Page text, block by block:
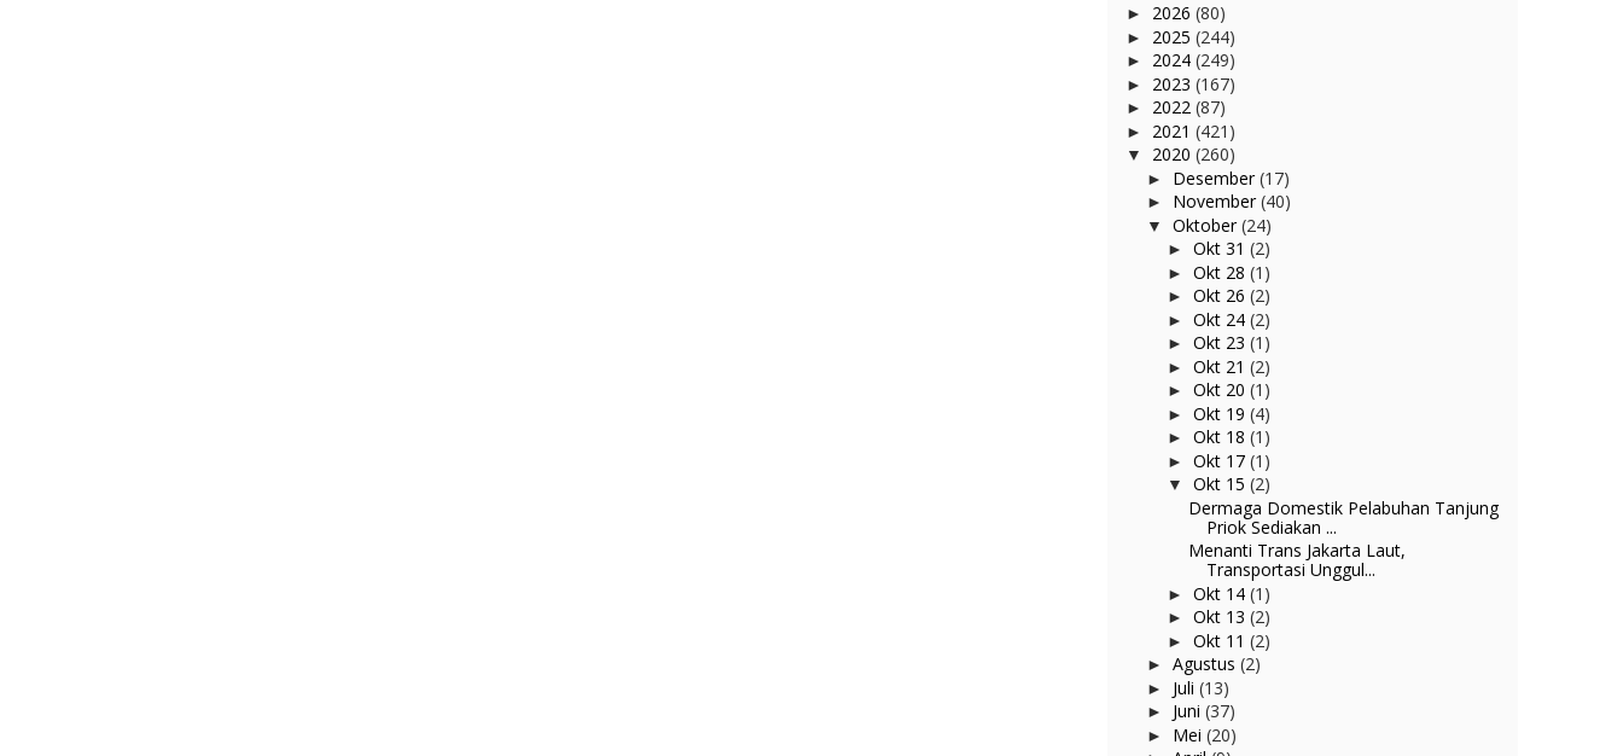
► 2026 (80)
► 2025 (244)
► 2024 (249)
► 2023 (167)
► 2022 (87)
► 2021 (421)
▼ 2020 (260)
► Desember(17)
► November(40)
▼ Oktober(24)
► Okt 31 (2)
► Okt 28 (1)
► Okt 26 (2)
► Okt 24 (2)
► Okt 23 (1)
► Okt 21 (2)
► Okt 20 (1)
► Okt 19 (4)
► Okt 18 (1)
► Okt 17 (1)
▼ Okt 15 (2)
Dermaga Domestik Pelabuhan Tanjung
Priok Sediakan ...
Menanti Trans Jakarta Laut,
Transportasi Unggul...
► Okt 14 (1)
► Okt 13 (2)
► Okt 11 (2)
► Agustus (2)
► Juli (13)
► Juni (37)
► Mei (20)